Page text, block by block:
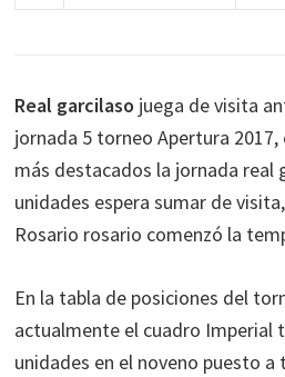
Real garcilaso juega de visita
jornada 5 torneo Apertura
más destacados la jornada real
unidades espera sumar de
Rosario rosario comenzó la
En la tabla de posiciones del
actualmente el cuadro Imperial
unidades en el noveno puesto